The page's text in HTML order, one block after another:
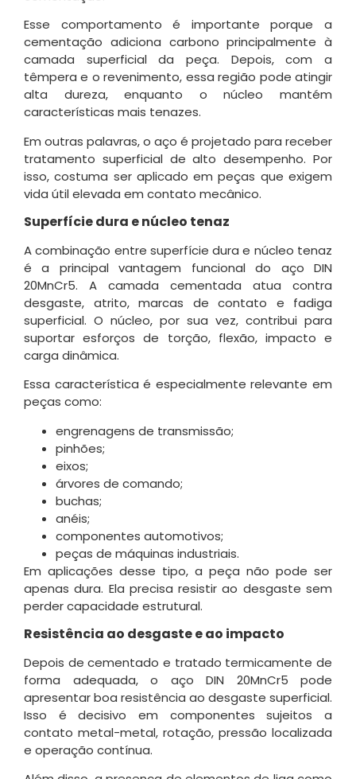
Esse comportamento é importante porque a
cementação adiciona carbono principalmente à
camada superficial da peça. Depois, com a
têmpera e o revenimento, essa região pode atingir
alta dureza, enquanto o núcleo mantém
características mais tenazes.
Em outras palavras, o aço é projetado para receber
tratamento superficial de alto desempenho. Por
isso, costuma ser aplicado em peças que exigem
vida útil elevada em contato mecânico.
Superfície dura e núcleo tenaz
A combinação entre superfície dura e núcleo tenaz
é a principal vantagem funcional do aço DIN
20MnCr5. A camada cementada atua contra
desgaste, atrito, marcas de contato e fadiga
superficial. O núcleo, por sua vez, contribui para
suportar esforços de torção, flexão, impacto e
carga dinâmica.
Essa característica é especialmente relevante em
peças como:
engrenagens de transmissão;
pinhões;
eixos;
árvores de comando;
buchas;
anéis;
componentes automotivos;
peças de máquinas industriais.
Em aplicações desse tipo, a peça não pode ser
apenas dura. Ela precisa resistir ao desgaste sem
perder capacidade estrutural.
Resistência ao desgaste e ao impacto
Depois de cementado e tratado termicamente de
forma adequada, o aço DIN 20MnCr5 pode
apresentar boa resistência ao desgaste superficial.
Isso é decisivo em componentes sujeitos a
contato metal-metal, rotação, pressão localizada
e operação contínua.